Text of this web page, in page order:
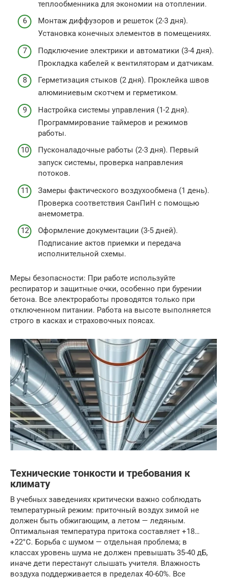
теплообменника для экономии на отоплении.
Монтаж диффузоров и решеток (2-3 дня).
Установка конечных элементов в помещениях.
Подключение электрики и автоматики (3-4 дня).
Прокладка кабелей к вентиляторам и датчикам.
Герметизация стыков (2 дня). Проклейка швов
алюминиевым скотчем и герметиком.
Настройка системы управления (1-2 дня).
Программирование таймеров и режимов
работы.
Пусконаладочные работы (2-3 дня). Первый
запуск системы, проверка направления
потоков.
Замеры фактического воздухообмена (1 день).
Проверка соответствия СанПиН с помощью
анемометра.
Оформление документации (3-5 дней).
Подписание актов приемки и передача
исполнительной схемы.
Меры безопасности: При работе используйте
респиратор и защитные очки, особенно при бурении
бетона. Все электроработы проводятся только при
отключенном питании. Работа на высоте выполняется
строго в касках и страховочных поясах.
Технические тонкости и требования к
климату
В учебных заведениях критически важно соблюдать
температурный режим: приточный воздух зимой не
должен быть обжигающим, а летом — ледяным.
Оптимальная температура притока составляет +18…
+22°C. Борьба с шумом — отдельная проблема; в
классах уровень шума не должен превышать 35-40 дБ,
иначе дети перестанут слышать учителя. Влажность
воздуха поддерживается в пределах 40-60%. Все